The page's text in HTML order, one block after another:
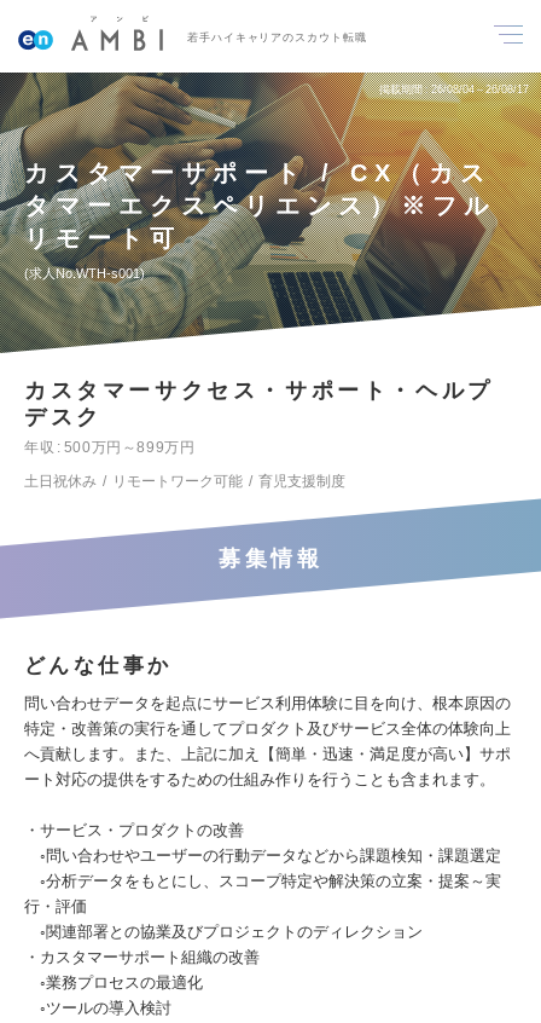
若手ハイキャリアのスカウト転職
掲載期間 26/08/04～26/08/17
カスタマーサポート / CX（カス
タマーエクスペリエンス）※フル
リモート可
求人No.WTH-s001
カスタマーサクセス・サポート・ヘルプ
デスク
年収
500万円～899万円
土日祝休み
リモートワーク可能 育児支援制度
募集情報
どんな仕事か
問い合わせデータを起点にサービス利用体験に目を向け、根本原因の
特定・改善策の実行を通してプロダクト及びサービス全体の体験向上
へ貢献します。また、上記に加え【簡単・迅速・満足度が高い】サポ
ート対応の提供をするための仕組み作りを行うことも含まれます。
・サービス・プロダクトの改善
◦問い合わせやユーザーの行動データなどから課題検知・課題選定
◦分析データをもとにし、スコープ特定や解決策の立案・提案～実
行・評価
◦関連部署との協業及びプロジェクトのディレクション
・カスタマーサポート組織の改善
◦業務プロセスの最適化
◦ツールの導入検討